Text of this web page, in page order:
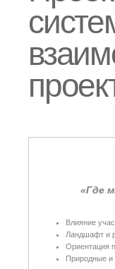
помогает заказчику
подходящий из доступных.
На этом этапе важно
приватности и видовые
«Что мы
Определение
Концепцию
Фасадные
архитектура и
между собой. В проектах
объединению экстерьера